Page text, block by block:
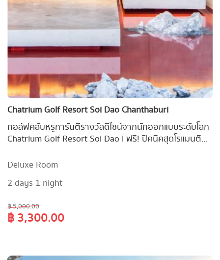
Chatrium Golf Resort Soi Dao Chanthaburi
กอล์ฟคลับหรูการันตีรางวัลดีไซน์จากนักออกแบบระดับโลก
Chatrium Golf Resort Soi Dao l ฟรี! ปิคนิคสุดโรแมนติก
3,300 บ./คืน !&nbsp;
Deluxe Room
2 days 1 night
฿ 5,000.00
฿ 3,300.00